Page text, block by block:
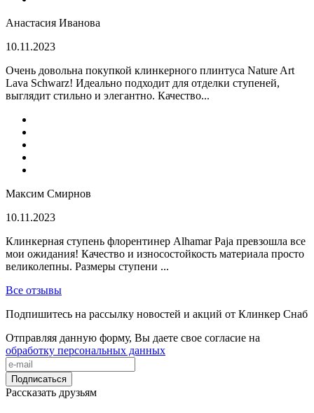
Анастасия Иванова
10.11.2023
Очень довольна покупкой клинкерного плинтуса Nature Art
Lava Schwarz! Идеально подходит для отделки ступеней,
выглядит стильно и элегантно. Качество...
Максим Смирнов
10.11.2023
Клинкерная ступень флорентинер Alhamar Paja превзошла все
мои ожидания! Качество и износостойкость материала просто
великолепны. Размеры ступени ...
Все отзывы
Подпишитесь на рассылку новостей и акций от Клинкер Снаб
Отправляя данную форму, Вы даете свое согласие на
обработку персональных данных
Подписаться
Рассказать друзьям